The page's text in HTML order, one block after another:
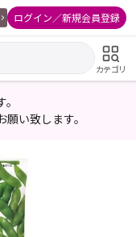
ログイン／新規会員登録
カテゴリ
願い致します。